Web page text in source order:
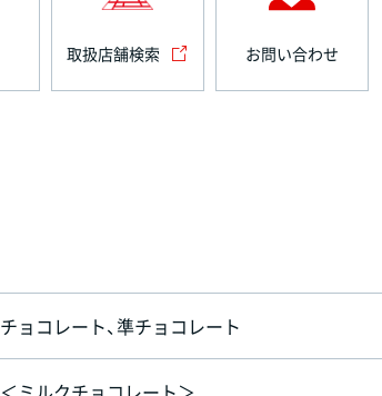
取扱店舗検索 お問い合わせ
チョコレート、準チョコレート